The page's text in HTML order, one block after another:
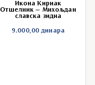
Икона Кириак
Отшелник – Михољдан
славска зидна
9.000,00динара